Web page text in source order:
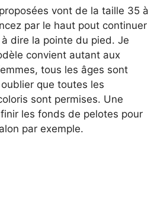
vont de la taille 35 à
par le haut pout continuer
à dire la pointe du pied. Je
convient autant aux
tous les âges sont
que toutes les
sont permises. Une
les fonds de pelotes pour
par exemple.